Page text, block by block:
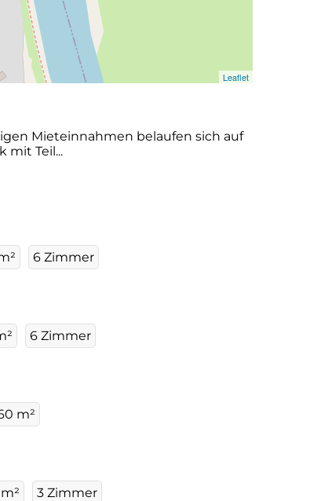
Leaflet
Mieteinnahmen belaufen sich auf
mit Teil...
6 Zimmer
6 Zimmer
m²
3 Zimmer